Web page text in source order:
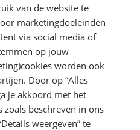
van de website te
marketingdoeleinden
via social media of
op jouw
worden ook
Door op “Alles
je akkoord met het
zoals beschreven in ons
weergeven” te